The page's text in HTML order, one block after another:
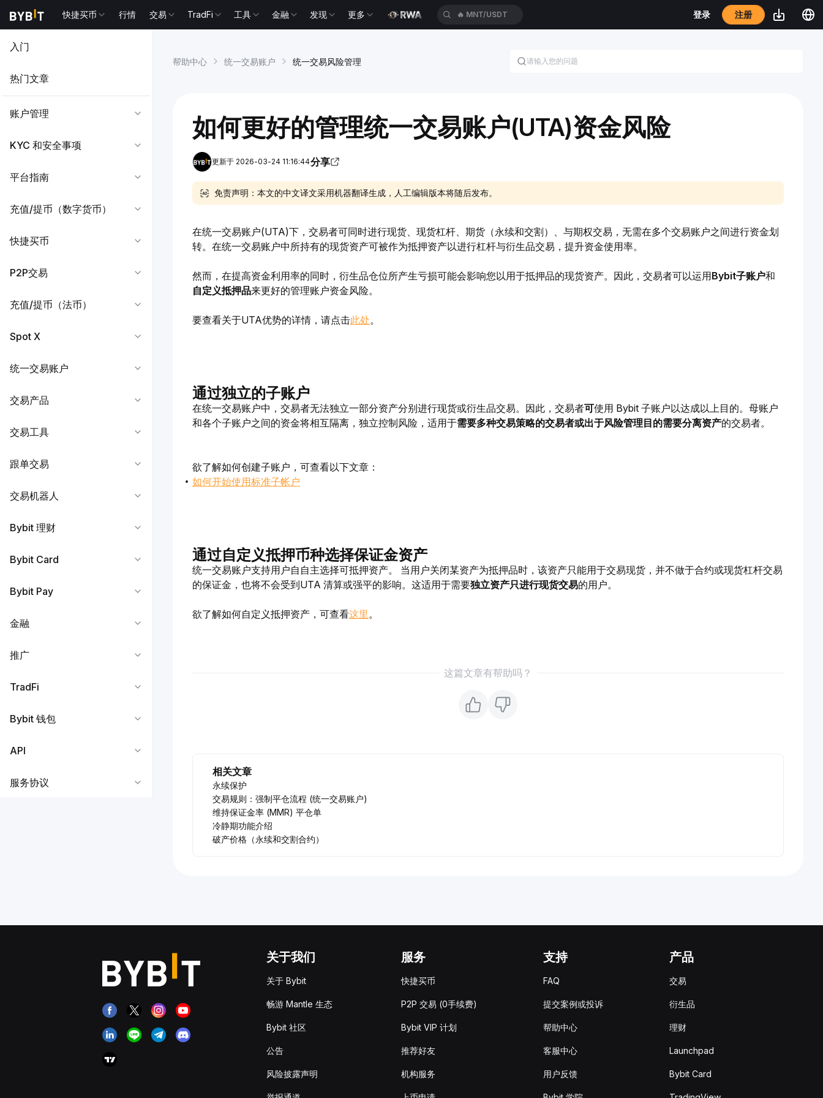
快捷买币 行情 交易 TradFi 工具 金融 发现 更多 🔥 MNT/USDT 登录 注册
入门
热门文章
账户管理
KYC 和安全事项
平台指南
充值/提币（数字货币）
快捷买币
P2P交易
充值/提币（法币）
Spot X
统一交易账户
交易产品
交易工具
跟单交易
交易机器人
Bybit 理财
Bybit Card
Bybit Pay
金融
推广
TradFi
Bybit 钱包
API
服务协议
帮助中心 统一交易账户 统一交易风险管理
如何更好的管理统一交易账户(UTA)资金风险
更新于 2026-03-24 11:16:44分享
免责声明：本文的中文译文采用机器翻译生成，人工编辑版本将随后发布。
在统一交易账户(UTA)下，交易者可同时进行现货、现货杠杆、期货（永续和交割）、与期权交易，无需在多个交易账户之间进行资金划
转。在统一交易账户中所持有的现货资产可被作为抵押资产以进行杠杆与衍生品交易，提升资金使用率。
然而，在提高资金利用率的同时，衍生品仓位所产生亏损可能会影响您以用于抵押品的现货资产。因此，交易者可以运用Bybit子账户和
自定义抵押品来更好的管理账户资金风险。
要查看关于UTA优势的详情，请点击此处。
通过独立的子账户
在统一交易账户中，交易者无法独立一部分资产分别进行现货或衍生品交易。 因此，交易者可使用 Bybit 子账户以达成以上目的。母账户
和各个子账户之间的资金将相互隔离，独立控制风险，适用于需要多种交易策略的交易者或出于风险管理目的需要分离资产的交易者。
欲了解如何创建子账户，可查看以下文章：
如何开始使用标准子帐户
通过自定义抵押币种选择保证金资产
统一交易账户支持用户自自主选择可抵押资产。 当用户关闭某资产为抵押品时，该资产只能用于交易现货，并不做于合约或现货杠杆交易
的保证金，也将不会受到UTA 清算或强平的影响。这适用于需要独立资产只进行现货交易的用户。
欲了解如何自定义抵押资产，可查看这里。
这篇文章有帮助吗？
相关文章
永续保护
交易规则：强制平仓流程 (统一交易账户)
维持保证金率 (MMR) 平仓单
冷静期功能介绍
破产价格（永续和交割合约）
关于我们
关于 Bybit
畅游 Mantle 生态
Bybit 社区
公告
风险披露声明
服务
快捷买币
P2P 交易 (0手续费)
Bybit VIP 计划
推荐好友
机构服务
支持
FAQ
提交案例或投诉
帮助中心
客服中心
用户反馈
产品
交易
衍生品
理财
Launchpad
Bybit Card